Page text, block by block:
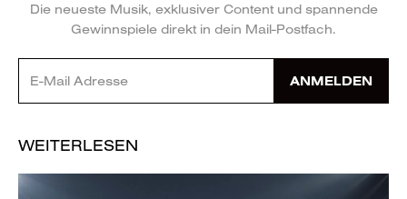
Die neueste Musik, exklusiver Content und spannende
Gewinnspiele direkt in dein Mail-Postfach.
ANMELDEN
WEITERLESEN